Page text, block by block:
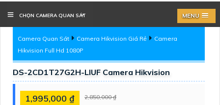
CHỌN CAMERA QUAN SÁT MENU
Camera Quan Sát Camera Hikvision Giá Rẻ
Camera
Hikvision Full Hd 1080P
DS-2CD1T27G2H-LIUF Camera Hikvision
1,995,000 ₫ 2,850,000 ₫